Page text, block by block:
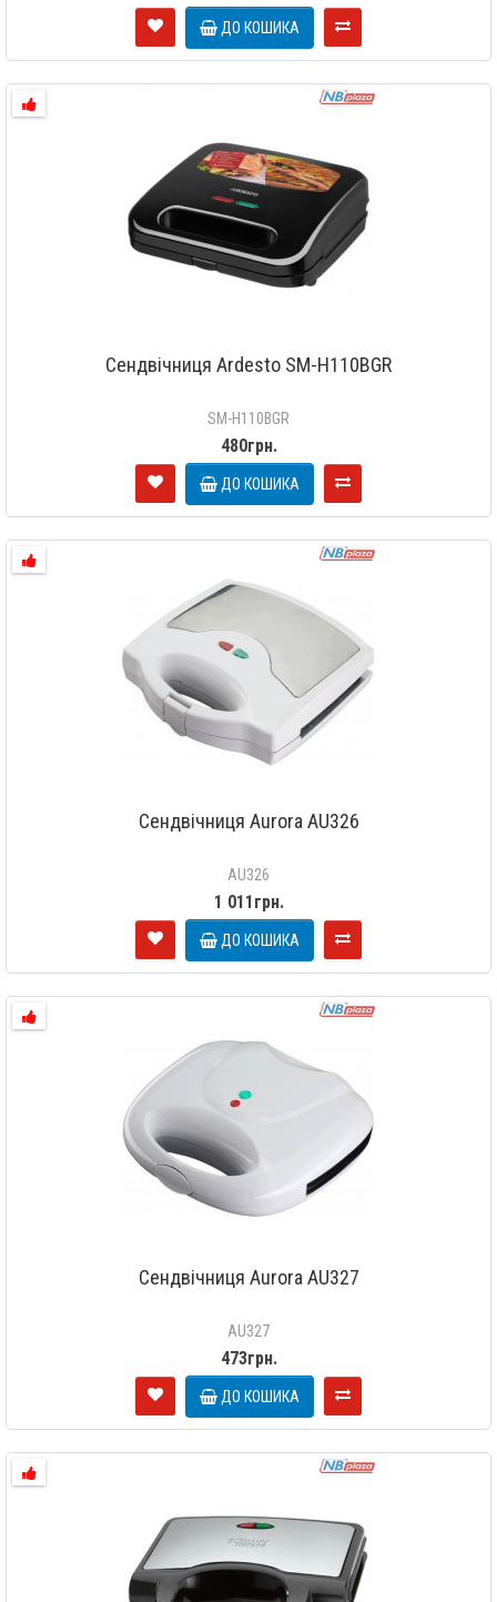
ДО КОШИКА
Сендвічниця Ardesto SM-H110BGR
SM-H110BGR
480грн.
ДО КОШИКА
Сендвічниця Aurora AU326
AU326
1 011грн.
ДО КОШИКА
Сендвічниця Aurora AU327
AU327
473грн.
ДО КОШИКА